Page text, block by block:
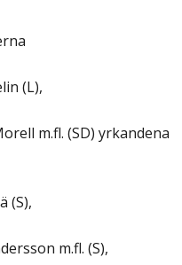
(L),
m.fl. (SD) yrkandena
(S),
m.fl. (S),